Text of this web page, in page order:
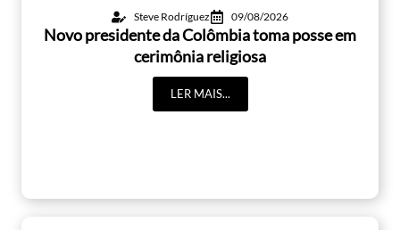
Steve Rodríguez 09/08/2026
Novo presidente da Colômbia toma posse em
cerimônia religiosa
LER MAIS...